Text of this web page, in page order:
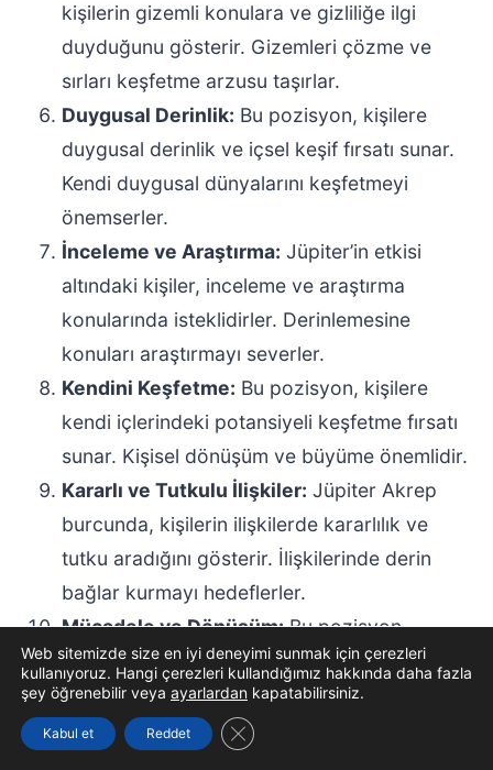
kişilerin gizemli konulara ve gizliliğe ilgi
duyduğunu gösterir. Gizemleri çözme ve
sırları keşfetme arzusu taşırlar.
Duygusal Derinlik: Bu pozisyon, kişilere
duygusal derinlik ve içsel keşif fırsatı sunar.
Kendi duygusal dünyalarını keşfetmeyi
önemserler.
İnceleme ve Araştırma: Jüpiter’in etkisi
altındaki kişiler, inceleme ve araştırma
konularında isteklidirler. Derinlemesine
konuları araştırmayı severler.
Kendini Keşfetme: Bu pozisyon, kişilere
kendi içlerindeki potansiyeli keşfetme fırsatı
sunar. Kişisel dönüşüm ve büyüme önemlidir.
Kararlı ve Tutkulu İlişkiler: Jüpiter Akrep
burcunda, kişilerin ilişkilerde kararlılık ve
tutku aradığını gösterir. İlişkilerinde derin
bağlar kurmayı hedeflerler.
Mücadele ve Dönüşüm:Bu pozisyon,
kişilere mücadele etme ve dönüşme yeteneği
kazandırır. Zorluklarla karşılaştıklarında
büyümeyi tercih ederler.
Web sitemizde size en iyi deneyimi sunmak için çerezleri
kullanıyoruz. Hangi çerezleri kullandığımız hakkında daha fazla
şey öğrenebilir veya ayarlardan kapatabilirsiniz.
Kabul et Reddet GDPR çerez şeridini kapat